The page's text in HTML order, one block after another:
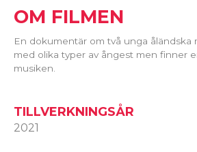
OM FILMEN
En dokumentär om två unga åländska
med olika typer av ångest men finner
musiken.
TILLVERKNINGSÅR
2021